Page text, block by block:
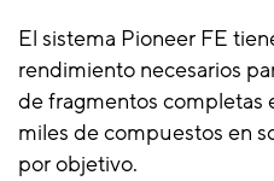
El sistema Pioneer FE
rendimiento necesarios
de fragmentos completas
miles de compuestos en
por objetivo.